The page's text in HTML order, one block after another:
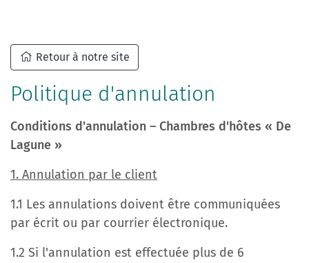
Retour à notre site
Politique d'annulation
Conditions d'annulation – Chambres d'hôtes « De
Lagune »
1. Annulation par le client
1.1 Les annulations doivent être communiquées
par écrit ou par courrier électronique.
1.2 Si l'annulation est effectuée plus de 6